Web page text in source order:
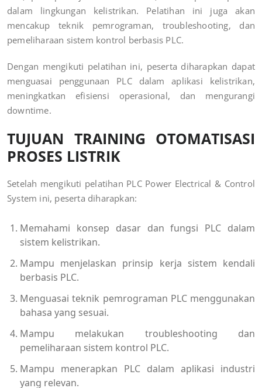
dalam lingkungan kelistrikan. Pelatihan ini juga akan
mencakup teknik pemrograman, troubleshooting, dan
pemeliharaan sistem kontrol berbasis PLC.
Dengan mengikuti pelatihan ini, peserta diharapkan dapat
menguasai penggunaan PLC dalam aplikasi kelistrikan,
meningkatkan efisiensi operasional, dan mengurangi
downtime.
TUJUAN TRAINING OTOMATISASI
PROSES LISTRIK
Setelah mengikuti pelatihan PLC Power Electrical & Control
System ini, peserta diharapkan:
Memahami konsep dasar dan fungsi PLC dalam
sistem kelistrikan.
Mampu menjelaskan prinsip kerja sistem kendali
berbasis PLC.
Menguasai teknik pemrograman PLC menggunakan
bahasa yang sesuai.
Mampu melakukan troubleshooting dan
pemeliharaan sistem kontrol PLC.
Mampu menerapkan PLC dalam aplikasi industri
yang relevan.